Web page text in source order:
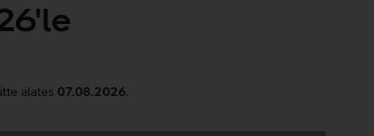
alates 07.08.2026